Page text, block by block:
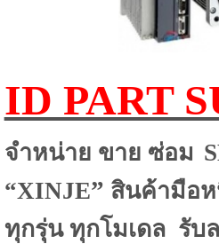
ID PART
จำหน่าย ขาย ซ่อม
“XINJE” สินค้ามือ
ทุกรุ่น ทุกโมเดล รับ